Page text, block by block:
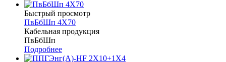
Быстрый просмотр
ПвБбШп 4Х70
Кабельная продукция
ПвБбШп
Подробнее